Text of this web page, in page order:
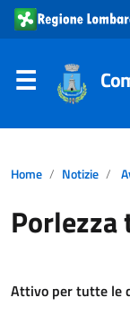
Home Notizie
Attivo per tutte le